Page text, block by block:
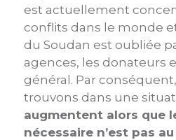
est actuellement
conflits dans le monde
du Soudan est oubliée
agences, les donateurs
général. Par
trouvons dans une
augmentent alors que
nécessaire n’est pas